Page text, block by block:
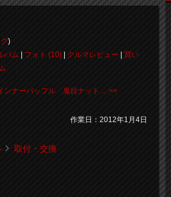
)
バム フォト (10)| クルマレビュー
買い
ンナーバッフル 鬼目ナット ... >>
作業日：2012年1月4日
取付・交換